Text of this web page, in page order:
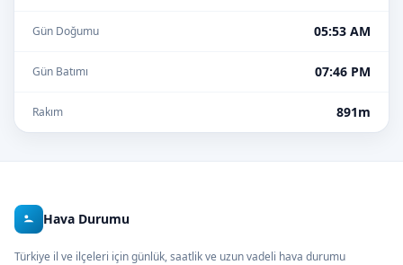
Gün Doğumu 05:53 AM
Gün Batımı 07:46 PM
Rakım 891m
Hava Durumu
Türkiye il ve ilçeleri için günlük, saatlik ve uzun vadeli hava durumu